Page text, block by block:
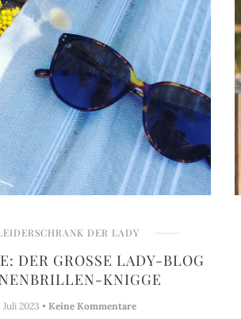
DER LADY
DER GROSSE LADY-BLOG S
KNIGGE
Juli 2023 • Keine Kommentare